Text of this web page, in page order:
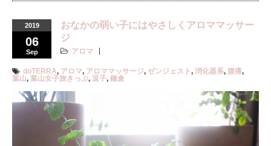
2019
06
Sep
おなかの弱い子にはやさしくアロママッサー
ジ
アロマ
doTERRA, アロマ, アロママッサージ, ゼンジェスト, 消化器系, 腹痛,
葉山, 葉山女子旅きっぷ, 逗子, 鎌倉